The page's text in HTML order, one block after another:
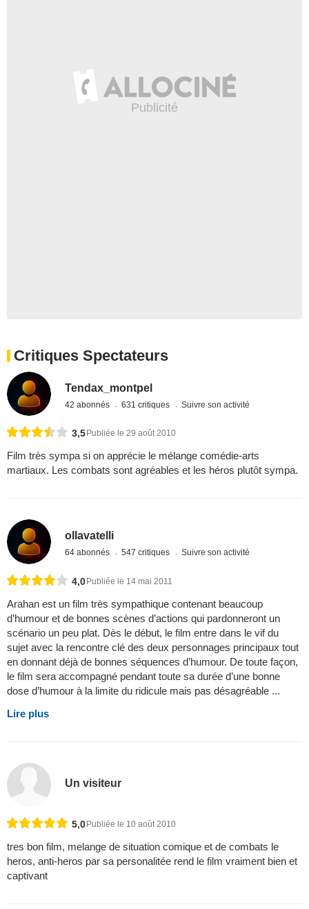
Critiques Spectateurs
Tendax_montpel
42 abonnés 631 critiques Suivre son activité
3,5 Publiée le 29 août 2010
Film très sympa si on apprécie le mélange comédie-arts
martiaux. Les combats sont agréables et les héros plutôt sympa.
ollavatelli
64 abonnés 547 critiques Suivre son activité
4,0Publiée le 14 mai 2011
Arahan est un film très sympathique contenant beaucoup
d’humour et de bonnes scènes d’actions qui pardonneront un
scénario un peu plat. Dès le début, le film entre dans le vif du
sujet avec la rencontre clé des deux personnages principaux tout
en donnant déjà de bonnes séquences d’humour. De toute façon,
le film sera accompagné pendant toute sa durée d’une bonne
dose d’humour à la limite du ridicule mais pas désagréable ...
Lire plus
Un visiteur
5,0 Publiée le 10 août 2010
tres bon film, melange de situation comique et de combats le
heros, anti-heros par sa personalitée rend le film vraiment bien et
captivant